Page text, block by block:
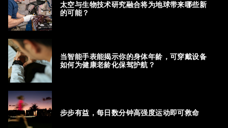
太空与生物技术研究融合将为地球带来哪些新
的可能？
当智能手表能揭示你的身体年龄，可穿戴设备
如何为健康老龄化保驾护航？
步步有益，每日数分钟高强度运动即可救命